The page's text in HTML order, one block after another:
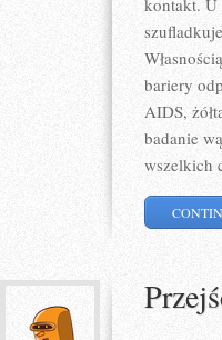
kontakt. U
bariery
AIDS,
badanie
wszelkich